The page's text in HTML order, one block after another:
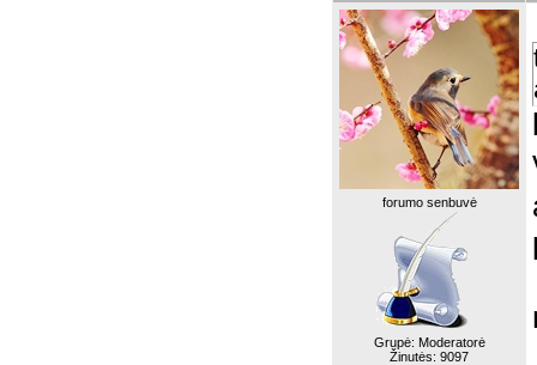
forumo senbuvė
Grupė: Moderatorė
Žinutės: 9097